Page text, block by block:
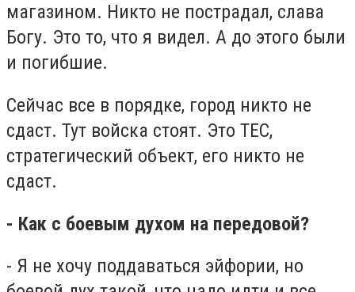
магазином. Никто не пострадал, слава
Богу. Это то, что я видел. А до этого были
и погибшие.
Сейчас все в порядке, город никто не
сдаст. Тут войска стоят. Это ТЕС,
стратегический объект, его никто не
сдаст.
- Как с боевым духом на передовой?
- Я не хочу поддаваться эйфории, но